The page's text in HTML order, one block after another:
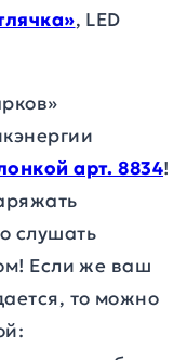
, LED
арт. 8834!
слушать
Если же ваш
то можно